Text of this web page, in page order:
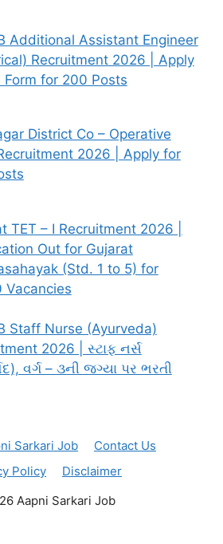
Additional Assistant Engineer
Recruitment 2026 | Apply
Form for 200 Posts
District Co – Operative
2026 | Apply for
TET – I Recruitment 2026 |
Out for Gujarat
(Std. 1 to 5) for
Vacancies
Staff Nurse (Ayurveda)
2026 | સ્ટાફ નર્સ
વર્ગ – ૩ની જગ્યા પર ભરતી
Sarkari Job
Contact Us
Policy
Disclaimer
Aapni Sarkari Job